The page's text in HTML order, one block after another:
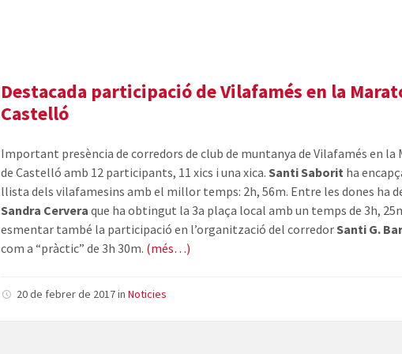
Destacada participació de Vilafamés en la
Castelló
Important presència de corredors de club de muntanya de Vilafamés en la
de Castelló amb 12 participants, 11 xics i una xica.Santi Saborit ha
llista dels vilafamesins amb el millor temps: 2h, 56m. Entre les dones ha
Sandra Cervera que ha obtingut la 3a plaça local amb un temps de 3h,
esmentar també la participació en l’organització del corredorSanti G.
com a “pràctic” de 3h 30m. (més…)
20 de febrer de 2017inNoticies